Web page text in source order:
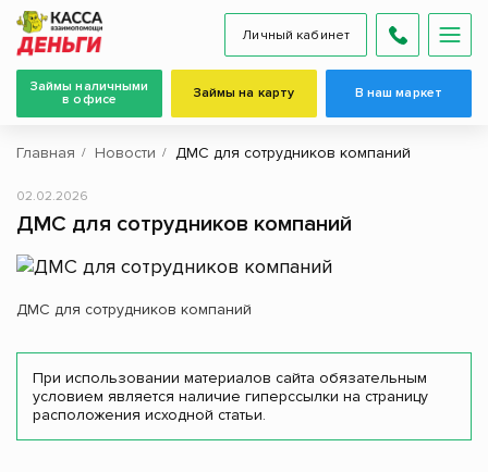
Личный кабинет
Займы наличными
в офисе
Займы на карту В наш маркет
Главная Новости ДМС для сотрудников компаний
ДМС для сотрудников компаний
02.02.2026
ДМС для сотрудников компаний
При использовании материалов сайта обязательным
условием является наличие гиперссылки на страницу
расположения исходной статьи.